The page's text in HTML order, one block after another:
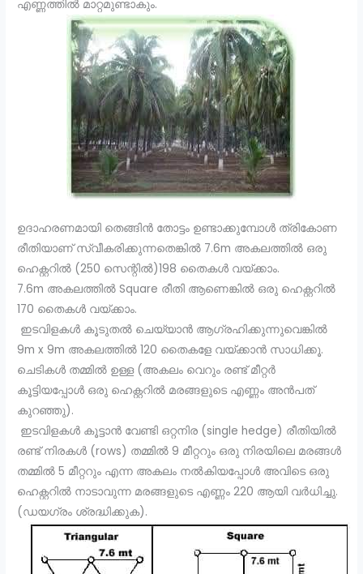
എണ്ണത്തിൽ മാറ്റമുണ്ടാകും.
ഉദാഹരണമായി തെങ്ങിൻ തോട്ടം ഉണ്ടാക്കുമ്പോൾ ത്രികോണ
രീതിയാണ് സ്വീകരിക്കുന്നതെങ്കിൽ 7.6m അകലത്തിൽ ഒരു
ഹെക്റ്ററിൽ (250 സെന്റിൽ)198 തൈകൾ വയ്ക്കാം.
7.6m അകലത്തിൽ Square രീതി ആണെങ്കിൽ ഒരു ഹെക്റ്ററിൽ
170 തൈകൾ വയ്ക്കാം.
ഇടവിളകൾ കൂടുതൽ ചെയ്യാൻ ആഗ്രഹിക്കുന്നുവെങ്കിൽ
9m x 9m അകലത്തിൽ 120 തൈകളേ വയ്ക്കാൻ സാധിക്കൂ.
ചെടികൾ തമ്മിൽ ഉള്ള (അകലം വെറും രണ്ട് മീറ്റർ
കൂട്ടിയപ്പോൾ ഒരു ഹെക്റ്ററിൽ മരങ്ങളുടെ എണ്ണം അൻപത്
കുറഞ്ഞു).
ഇടവിളകൾ കൂട്ടാൻ വേണ്ടി ഒറ്റനിര (single hedge) രീതിയിൽ
രണ്ട് നിരകൾ (rows) തമ്മിൽ 9 മീറ്ററും ഒരു നിരയിലെ മരങ്ങൾ
തമ്മിൽ 5 മീറ്ററും എന്ന അകലം നൽകിയപ്പോൾ അവിടെ ഒരു
ഹെക്റ്ററിൽ നാടാവുന്ന മരങ്ങളുടെ എണ്ണം 220 ആയി വർധിച്ചു.
(ഡയഗ്രം ശ്രദ്ധിക്കുക).